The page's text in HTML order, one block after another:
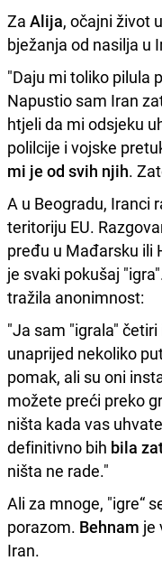
Za Alija, očajni život
bježanja od nasilja u
"Daju mi toliko pilula
Napustio sam Iran
htjeli da mi odsjeku
polilcije i vojske
mi je od svih njih.
A u Beogradu, Iranci
teritoriju EU.
pređu u Mađarsku ili
je svaki pokušaj
tražila anonimnost:
"Ja sam "igrala"
unaprijed nekoliko
pomak, ali su oni
možete preći preko
ništa kada vas
definitivno bih bila
ništa ne rade."
Ali za mnoge, "igre“
porazom. Behnam je
Iran.